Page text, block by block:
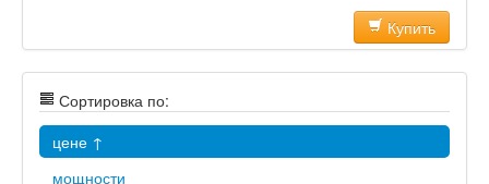
Купить
Сортировка по:
цене ↑
мощности